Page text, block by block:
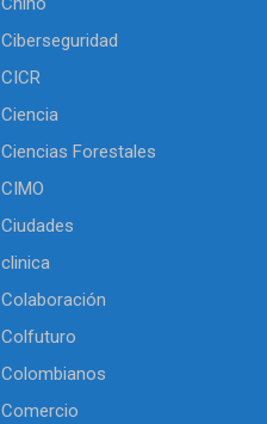
Ciberseguridad
CICR
Ciencia
Ciencias Forestales
CIMO
Ciudades
clinica
Colaboración
Colfuturo
Colombianos
Comercio